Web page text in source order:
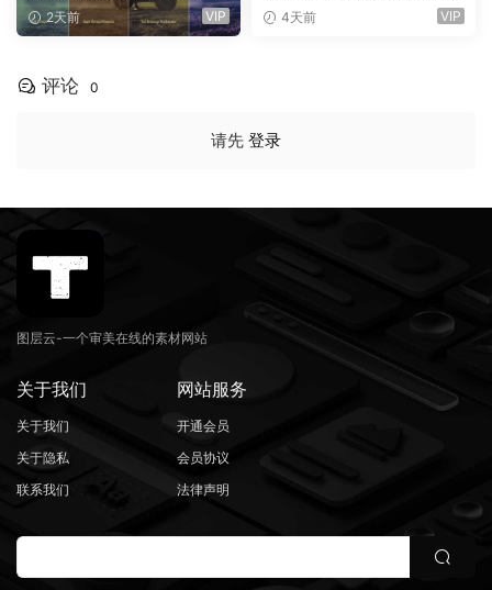
痕、边框、胶片烧伤、漏光婚
礼纪录片旅游vlog影片视觉效
2天前 VIP
光空灵形状遮罩视觉效果模板
4天前 VIP
评论 0
请先 登录
图层云-一个审美在线的素材网站
关于我们
关于我们
关于隐私
联系我们
网站服务
开通会员
会员协议
法律声明